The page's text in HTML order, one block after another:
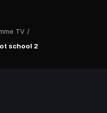
TV /
school 2